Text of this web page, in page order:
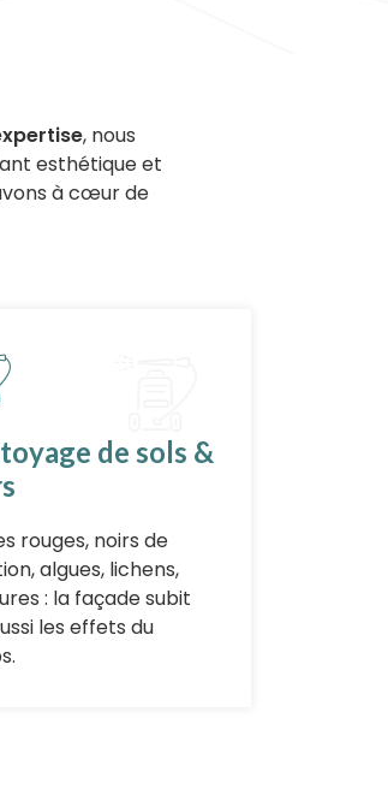
, nous
esthétique et
à cœur de
de sols &
rouges, noirs de
algues, lichens,
: la façade subit
les effets du